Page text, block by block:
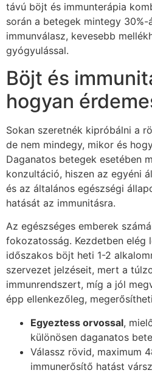
távú böjt és immunterápia
során a betegek mintegy
immunválasz, kevesebb
gyógyulással.
Böjt és
hogyan
Sokan szeretnék kipróbálni a
de nem mindegy, mikor és
Daganatos betegek esetében
konzultáció, hiszen az egyéni
és az általános egészségi
hatását az immunitásra.
Az egészséges emberek
fokozatosság. Kezdetben elég
időszakos böjt heti 1-2
szervezet jelzéseit, mert a
immunrendszert, míg a jól
épp ellenkezőleg,
Egyeztess orvossal,
különösen daganatos
Válassz rövid, maximum
immunerősítő hatást